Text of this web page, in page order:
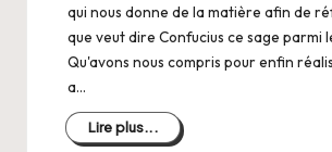
qui nous donne de la matière afin de
que veut dire Confucius ce sage parmi
Qu'avons nous compris pour enfin
a…
Lire plus...